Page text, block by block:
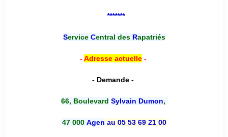
*******
Service Central desRapatriés
-Adresse actuelle-
- Demande -
66, Boulevard Sylvain Dumon,
47 000 Agen au 05 53 69 21 00